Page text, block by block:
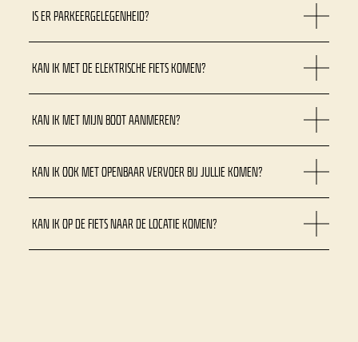
IS ER PARKEERGELEGENHEID?
KAN IK MET DE ELEKTRISCHE FIETS KOMEN?
KAN IK MET MIJN BOOT AANMEREN?
KAN IK OOK MET OPENBAAR VERVOER BIJ JULLIE KOMEN?
KAN IK OP DE FIETS NAAR DE LOCATIE KOMEN?